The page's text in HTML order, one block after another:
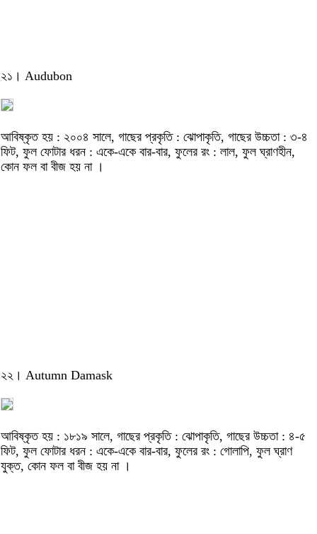
২১। Audubon
আবিষ্কৃত হয় : ২০০৪ সালে, গাছের প্রকৃতি : ঝোপাকৃতি, গাছের উচ্চতা : ৩-৪
ফিট, ফুল ফোটার ধরন : একে-একে বার-বার, ফুলের রং : লাল, ফুল ঘ্রাণহীন,
কোন ফল বা বীজ হয় না ।
২২। Autumn Damask
আবিষ্কৃত হয় : ১৮১৯ সালে, গাছের প্রকৃতি : ঝোপাকৃতি, গাছের উচ্চতা : ৪-৫
ফিট, ফুল ফোটার ধরন : একে-একে বার-বার, ফুলের রং : গোলাপি, ফুল ঘ্রাণ
যুক্ত, কোন ফল বা বীজ হয় না ।